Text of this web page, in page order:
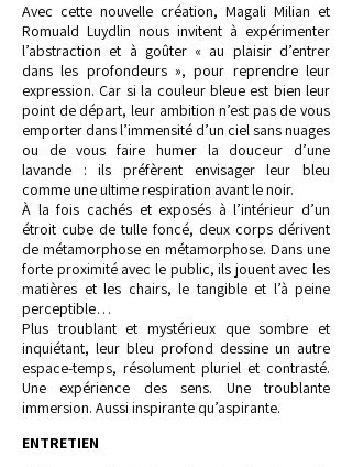
Avec cette nouvelle création, Magali Milian et
Romuald Luydlin nous invitent à expérimenter
l’abstraction et à goûter « au plaisir d’entrer
dans les profondeurs », pour reprendre leur
expression. Car si la couleur bleue est bien leur
point de départ, leur ambition n’est pas de vous
emporter dans l’immensité d’un ciel sans nuages
ou de vous faire humer la douceur d’une
lavande : ils préfèrent envisager leur bleu
comme une ultime respiration avant le noir.
À la fois cachés et exposés à l’intérieur d’un
étroit cube de tulle foncé, deux corps dérivent
de métamorphose en métamorphose. Dans une
forte proximité avec le public, ils jouent avec les
matières et les chairs, le tangible et l’à peine
perceptible…
Plus troublant et mystérieux que sombre et
inquiétant, leur bleu profond dessine un autre
espace-temps, résolument pluriel et contrasté.
Une expérience des sens. Une troublante
immersion. Aussi inspirante qu’aspirante.
ENTRETIEN